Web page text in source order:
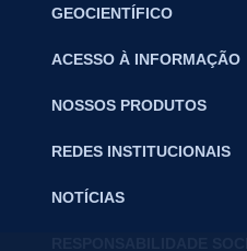
GEOCIENTÍFICO
ACESSO À INFORMAÇÃO
NOSSOS PRODUTOS
REDES INSTITUCIONAIS
NOTÍCIAS